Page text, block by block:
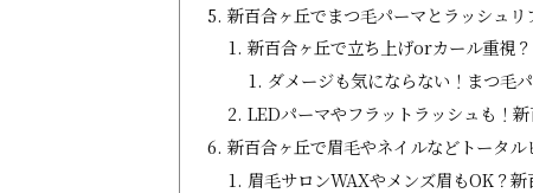
新百合ヶ丘でまつ毛パーマとラッシュ
新百合ヶ丘で立ち上げorカール重視
ダメージも気にならない！まつ毛
LEDパーマやフラットラッシュも！
新百合ヶ丘で眉毛やネイルなどトータ
眉毛サロンWAXやメンズ眉もOK？